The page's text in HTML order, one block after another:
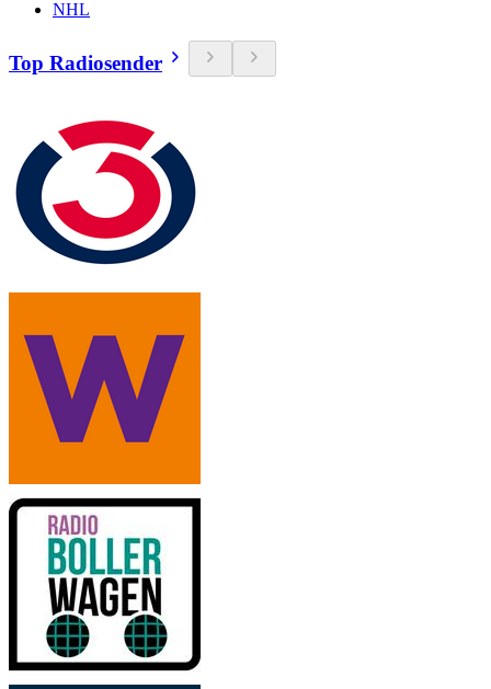
NHL
Top Radiosender